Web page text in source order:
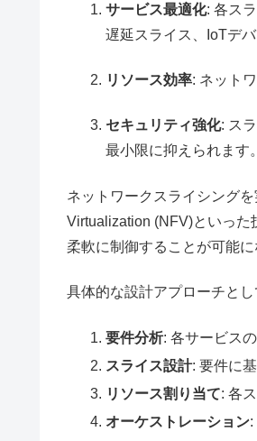
サービス最適化: 各ス
遅延スライス、IoTデ
リソース効率: ネット
セキュリティ強化: ス
最小限に抑えられます。
ネットワークスライシング
Virtualization (NFV)といった
柔軟に制御することが可能に
具体的な設計アプローチと
要件分析: 各サービス
スライス設計: 要件に
リソース割り当て: 各
オーケストレーション: